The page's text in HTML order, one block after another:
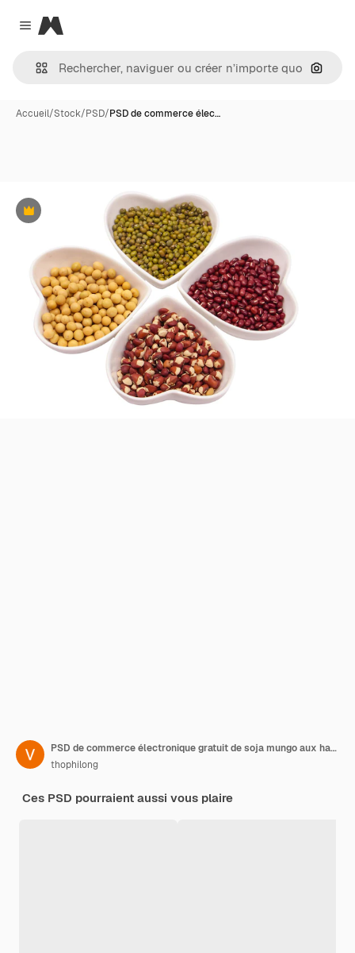
Close menu
Magnific
Accueil/Stock/PSD/PSD de commerce élec…
Premium
PSD de commerce électronique gratuit de soja mungo aux haricots rouges
thophilong
Ces PSD pourraient aussi vous plaire